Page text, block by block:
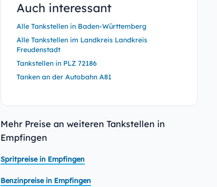
Auch interessant
Alle Tankstellen in Baden-Württemberg
Alle Tankstellen im Landkreis Landkreis
Freudenstadt
Tankstellen in PLZ 72186
Tanken an der Autobahn A81
Mehr Preise an weiteren Tankstellen in
Empfingen
Spritpreise in Empfingen
Benzinpreise in Empfingen